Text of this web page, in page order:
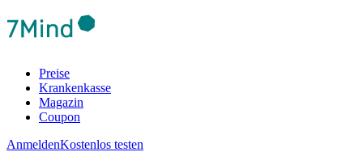
Preise
Krankenkasse
Magazin
Coupon
AnmeldenKostenlos testen